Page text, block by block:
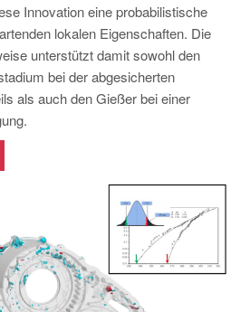
Innovation eine probabilistische
lokalen Eigenschaften. Die
unterstützt damit sowohl den
bei der abgesicherten
als auch den Gießer bei einer